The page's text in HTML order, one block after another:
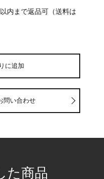
内まで返品可（送料は
に追加
問い合わせ
た商品